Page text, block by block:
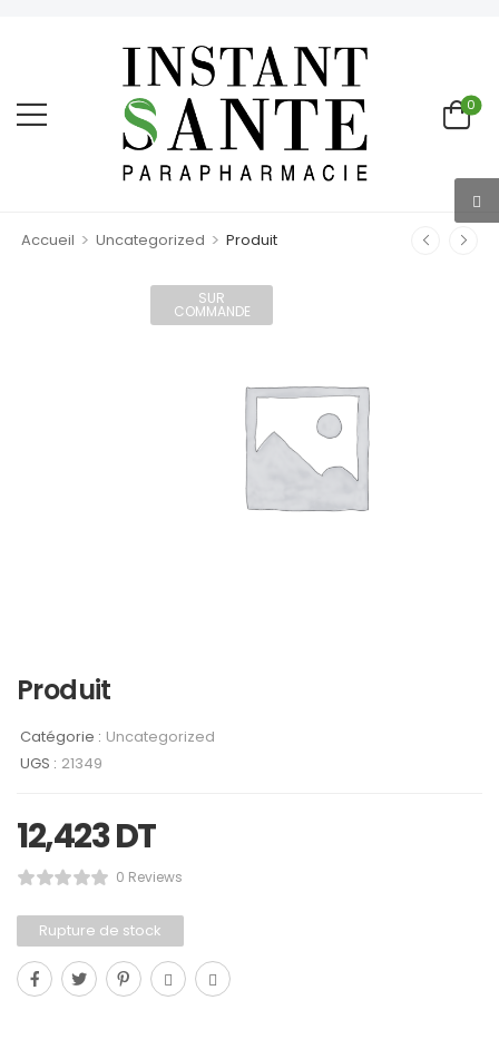
0
Accueil > Uncategorized > Produit
SUR
COMMANDE
Produit
Catégorie : Uncategorized
UGS : 21349
12,423DT
0 Reviews
Rupture de stock